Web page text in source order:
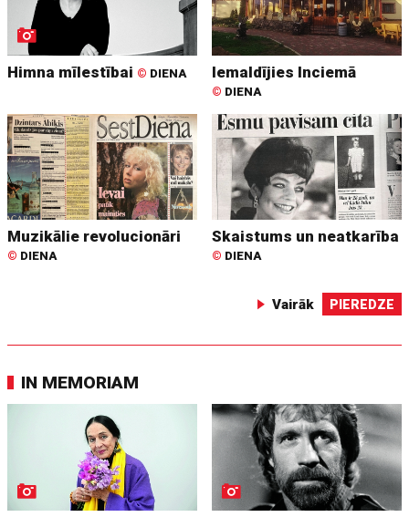
Himna mīlestībai © DIENA Iemaldījies Inciemā
© DIENA
Muzikālie revolucionāri
© DIENA
Skaistums un neatkarība
© DIENA
Vairāk PIEREDZE
IN MEMORIAM